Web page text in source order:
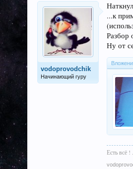
vodoprovodchik
Начинающий гуру
...к
Разбор
Ну от
Есть всё !